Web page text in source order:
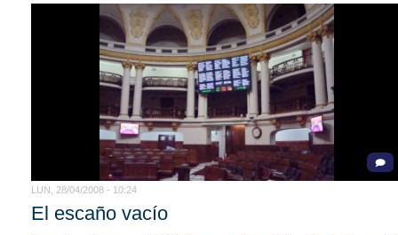
LUN, 28/04/2008 - 10:24
El escaño vacío